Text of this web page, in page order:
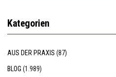
Kategorien
AUS DER PRAXIS (87)
BLOG (1.989)